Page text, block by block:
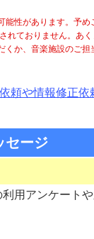
性があります。予め
れておりません。あ
か、音楽施設のご担
頼や情報修正依
セージ
用アンケート